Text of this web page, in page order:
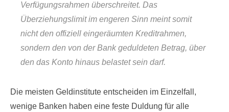
Verfügungsrahmen überschreitet. Das
Überziehungslimit im engeren Sinn meint somit
nicht den offiziell eingeräumten Kreditrahmen,
sondern den von der Bank geduldeten Betrag, über
den das Konto hinaus belastet sein darf.
Die meisten Geldinstitute entscheiden im Einzelfall,
wenige Banken haben eine feste Duldung für alle